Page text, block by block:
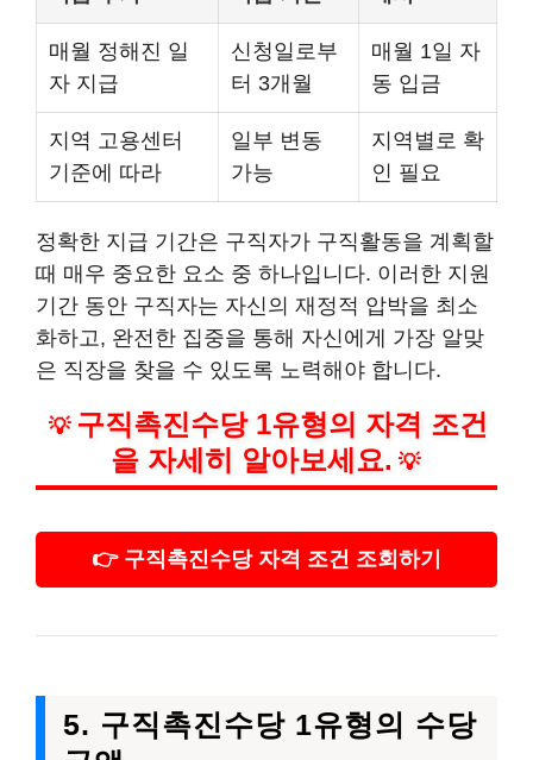
매월 정해진 일
자 지급
신청일로부
터 3개월
매월 1일 자
동 입금
지역 고용센터
기준에 따라
일부 변동
가능
지역별로 확
인 필요
정확한 지급 기간은 구직자가 구직활동을 계획할
때 매우 중요한 요소 중 하나입니다. 이러한 지원
기간 동안 구직자는 자신의 재정적 압박을 최소
화하고, 완전한 집중을 통해 자신에게 가장 알맞
은 직장을 찾을 수 있도록 노력해야 합니다.
💡 구직촉진수당 1유형의 자격 조건
을 자세히 알아보세요. 💡
👉 구직촉진수당 자격 조건 조회하기
5. 구직촉진수당 1유형의 수당